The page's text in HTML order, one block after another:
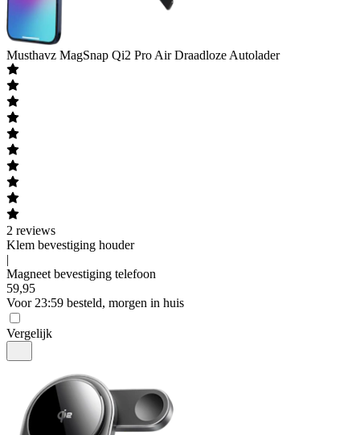
Musthavz MagSnap Qi2 Pro Air Draadloze Autolader
2 reviews
Klem bevestiging houder
|
Magneet bevestiging telefoon
59,95
Voor 23:59 besteld, morgen in huis
Vergelijk